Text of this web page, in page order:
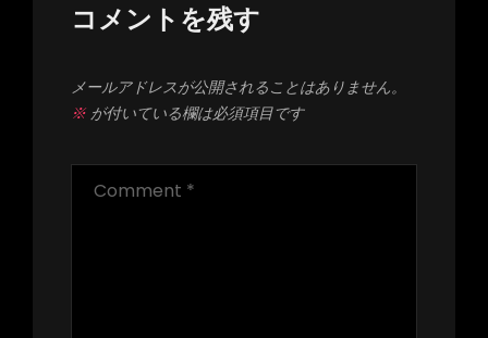
コメントを残す
メールアドレスが公開されることはありません。
※が付いている欄は必須項目です